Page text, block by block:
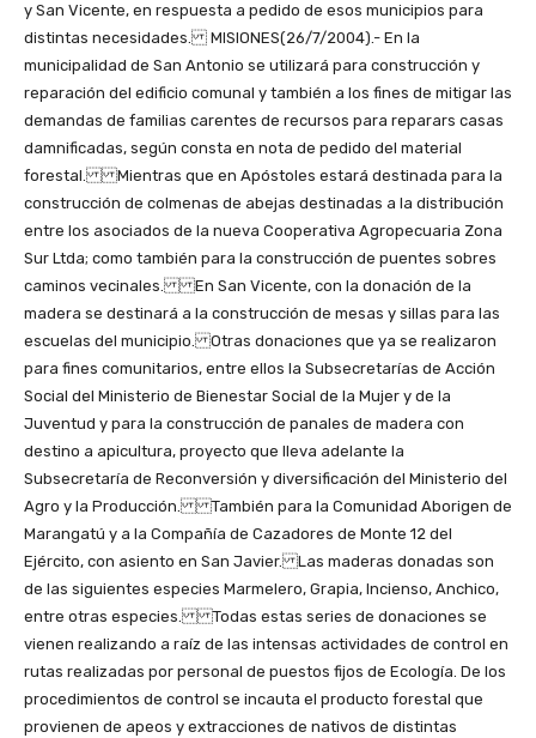
y San Vicente, en respuesta a pedido de esos municipios para
distintas necesidades. MISIONES(26/7/2004).- En la
municipalidad de San Antonio se utilizará para construcción y
reparación del edificio comunal y también a los fines de mitigar las
demandas de familias carentes de recursos para reparars casas
damnificadas, según consta en nota de pedido del material
forestal. Mientras que en Apóstoles estará destinada para la
construcción de colmenas de abejas destinadas a la distribución
entre los asociados de la nueva Cooperativa Agropecuaria Zona
Sur Ltda; como también para la construcción de puentes sobres
caminos vecinales. En San Vicente, con la donación de la
madera se destinará a la construcción de mesas y sillas para las
escuelas del municipio. Otras donaciones que ya se realizaron
para fines comunitarios, entre ellos la Subsecretarías de Acción
Social del Ministerio de Bienestar Social de la Mujer y de la
Juventud y para la construcción de panales de madera con
destino a apicultura, proyecto que lleva adelante la
Subsecretaría de Reconversión y diversificación del Ministerio del
Agro y la Producción. También para la Comunidad Aborigen de
Marangatú y a la Compañía de Cazadores de Monte 12 del
Ejército, con asiento en San Javier. Las maderas donadas son
de las siguientes especies Marmelero, Grapia, Incienso, Anchico,
entre otras especies. Todas estas series de donaciones se
vienen realizando a raíz de las intensas actividades de control en
rutas realizadas por personal de puestos fijos de Ecología. De los
procedimientos de control se incauta el producto forestal que
provienen de apeos y extracciones de nativos de distintas